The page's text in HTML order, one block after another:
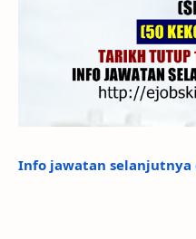
Info jawatan selanjutnya